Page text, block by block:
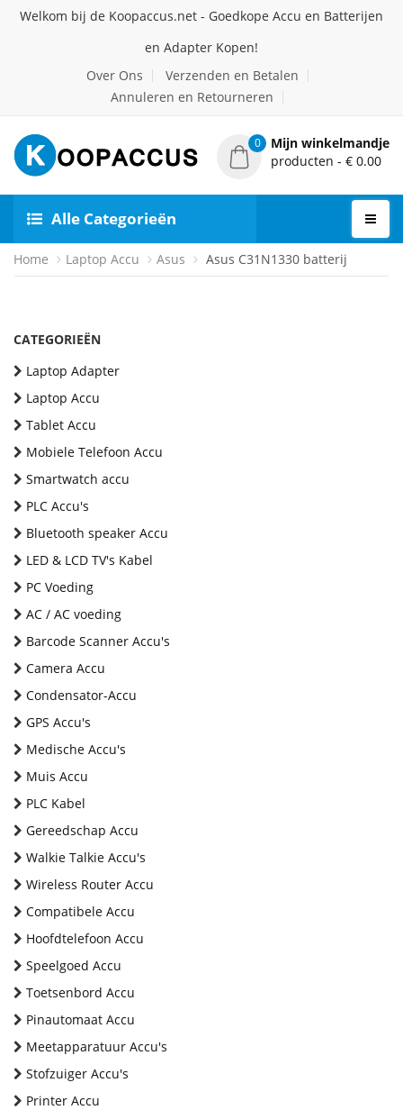
Welkom bij de Koopaccus.net - Goedkope Accu en Batterijen
en Adapter Kopen!
Over Ons
Verzenden en Betalen
Annuleren en Retourneren
0
Mijn winkelmandje
producten - € 0.00
Alle Categorieën
Home Laptop Accu Asus Asus C31N1330 batterij
CATEGORIEËN
Laptop Adapter
Laptop Accu
Tablet Accu
Mobiele Telefoon Accu
Smartwatch accu
PLC Accu's
Bluetooth speaker Accu
LED & LCD TV's Kabel
PC Voeding
AC / AC voeding
Barcode Scanner Accu's
Camera Accu
Condensator-Accu
GPS Accu's
Medische Accu's
Muis Accu
PLC Kabel
Gereedschap Accu
Walkie Talkie Accu's
Wireless Router Accu
Compatibele Accu
Hoofdtelefoon Accu
Speelgoed Accu
Toetsenbord Accu
Pinautomaat Accu
Meetapparatuur Accu's
Stofzuiger Accu's
Printer Accu